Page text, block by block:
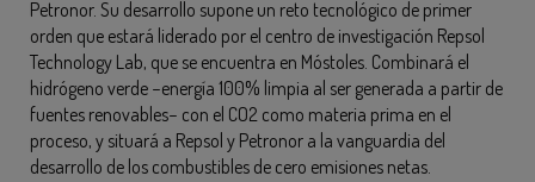
Petronor. Su desarrollo supone un reto tecnológico de primer
orden que estará liderado por el centro de investigación Repsol
Technology Lab, que se encuentra en Móstoles. Combinará el
hidrógeno verde −energía 100% limpia al ser generada a partir de
fuentes renovables− con el CO2 como materia prima en el
proceso, y situará a Repsol y Petronor a la vanguardia del
desarrollo de los combustibles de cero emisiones netas.